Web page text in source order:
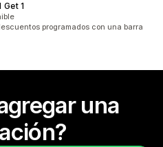
Get 1
programados con una barra
una